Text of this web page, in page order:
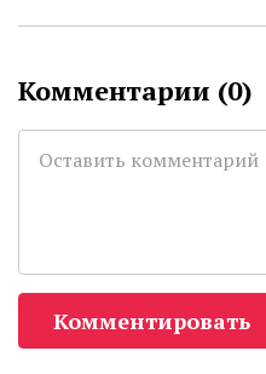
Комментарии (0)
Комментировать